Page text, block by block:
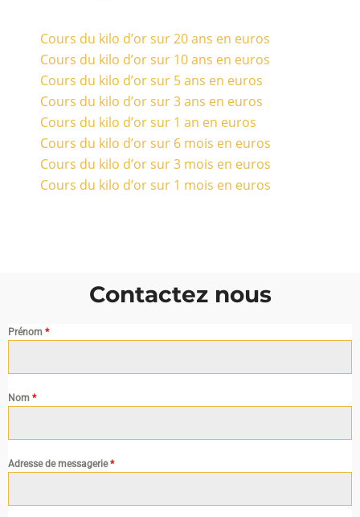
Cours du kilo d’or sur 20 ans en euros
Cours du kilo d’or sur 10 ans en euros
Cours du kilo d’or sur 5 ans en euros
Cours du kilo d’or sur 3 ans en euros
Cours du kilo d’or sur 1 an en euros
Cours du kilo d’or sur 6 mois en euros
Cours du kilo d’or sur 3 mois en euros
Cours du kilo d’or sur 1 mois en euros
Contactez nous
Prénom *
Nom *
Adresse de messagerie*